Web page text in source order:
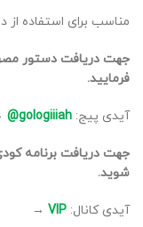
مناسب برای استفاده از
جهت دریافت دستور
فرمایید.
آیدی پیج: gologiiiah@
شوید.
آیدی کانال: VIP
→